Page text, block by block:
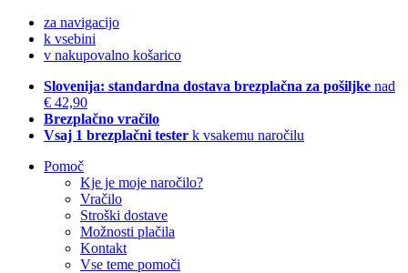
za navigacijo
k vsebini
v nakupovalno košarico
Slovenija: standardna dostava brezplačna za pošiljke nad
€ 42,90
Brezplačno vračilo
Vsaj 1 brezplačni tester k vsakemu naročilu
Pomoč
Kje je moje naročilo?
Vračilo
Stroški dostave
Možnosti plačila
Kontakt
Vse teme pomoči